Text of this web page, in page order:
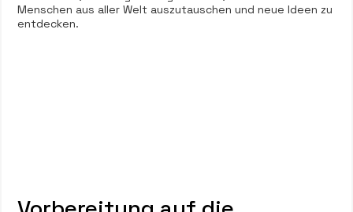
Menschen aus aller Welt auszutauschen und neue Ideen zu
entdecken.